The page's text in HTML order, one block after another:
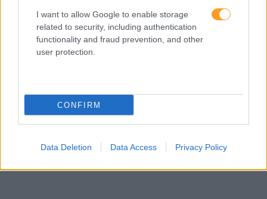
I want to allow Google to enable storage
related to security, including authentication
functionality and fraud prevention, and other
user protection.
CONFIRM
Data Deletion Data Access Privacy Policy
Fazer perguntas tira-nos
do piloto automático
“Formação em IA para
meter a mão na massa”
Raquel Rebelo, CEO da
sobre a Academia de